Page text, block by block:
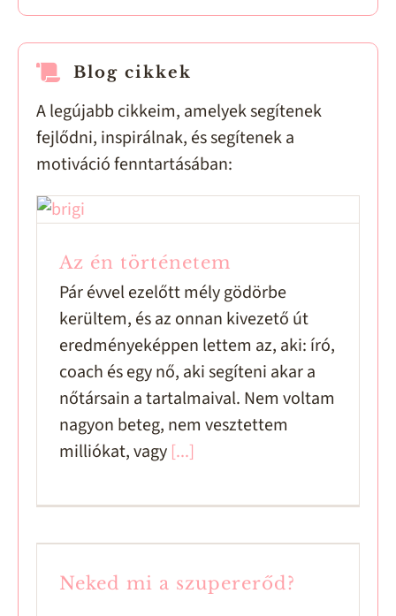
Blog cikkek
A legújabb cikkeim, amelyek segítenek
fejlődni, inspirálnak, és segítenek a
motiváció fenntartásában:
Az én történetem
Pár évvel ezelőtt mély gödörbe
kerültem, és az onnan kivezető út
eredményeképpen lettem az, aki: író,
coach és egy nő, aki segíteni akar a
nőtársain a tartalmaival. Nem voltam
nagyon beteg, nem vesztettem
milliókat, vagy[...]
Neked mi a szupererőd?